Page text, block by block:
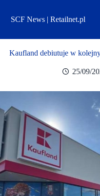
treściSCF News | Retailnet.pl
Kaufland debiutuje w
25/09/